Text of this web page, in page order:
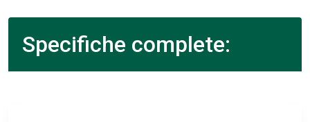
Specifiche complete: